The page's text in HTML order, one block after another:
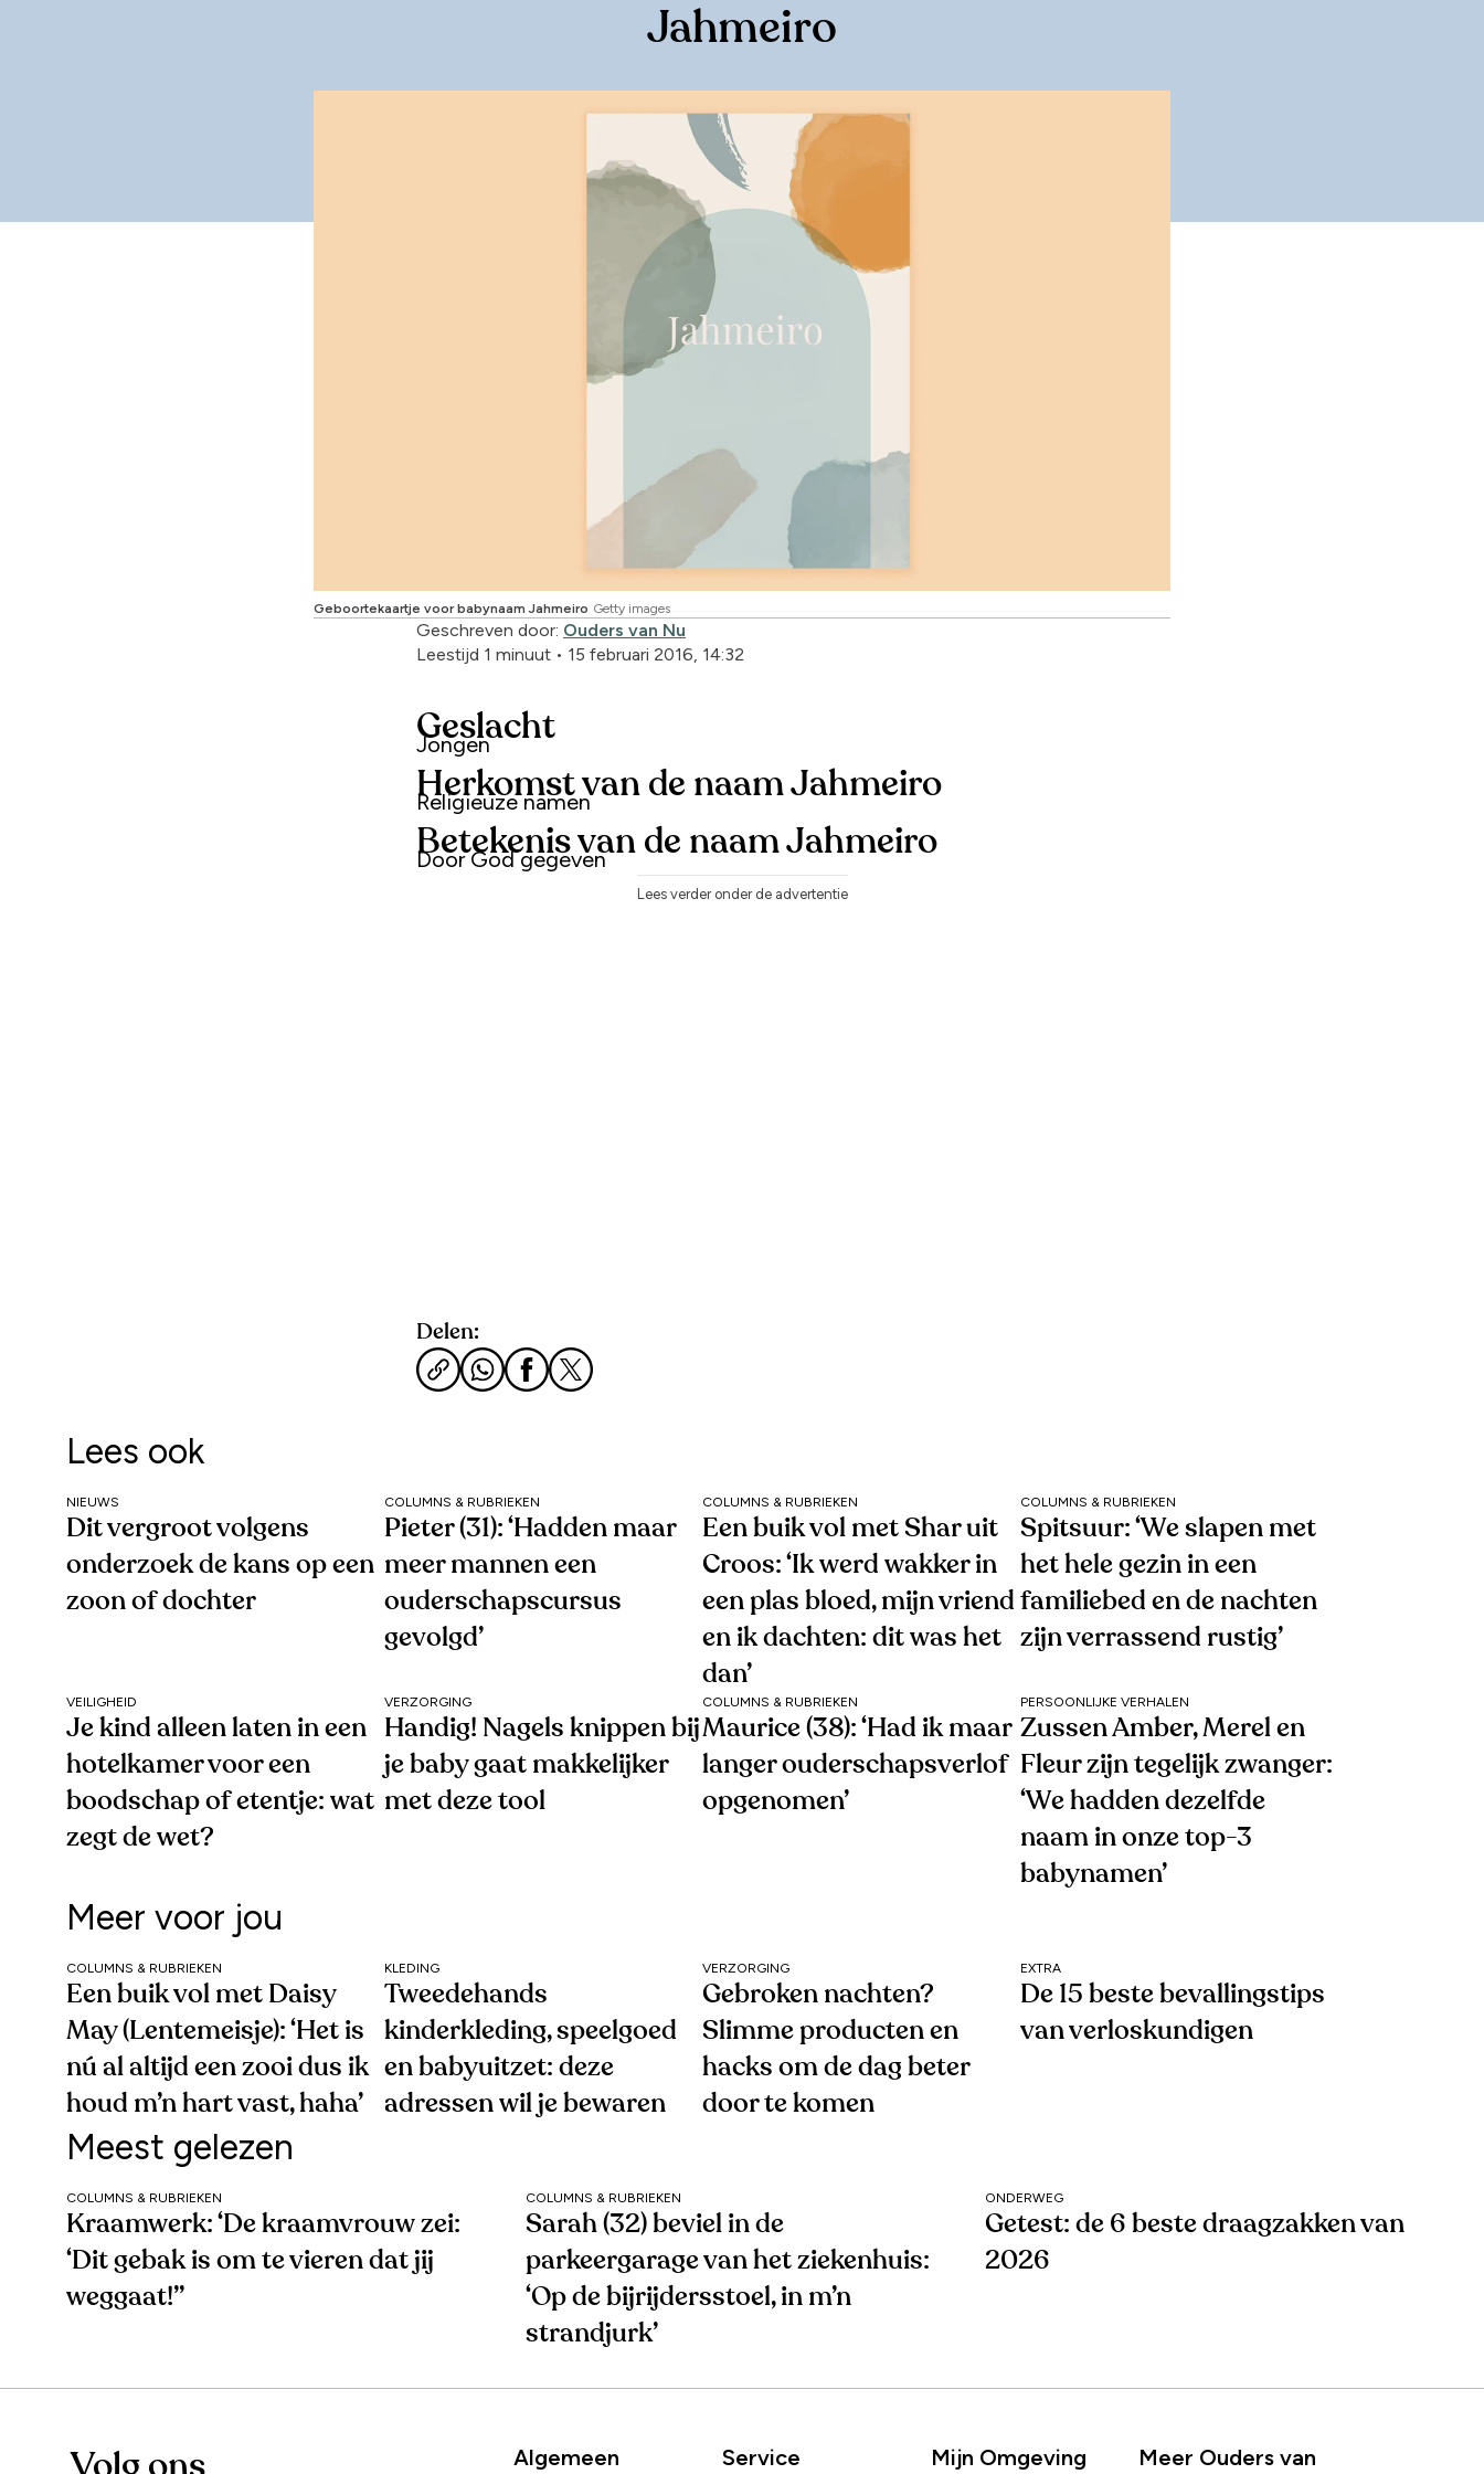
Jahmeiro
Geboortekaartje voor babynaam Jahmeiro Getty images
Geschreven door: Ouders van Nu
Leestijd 1 minuut • 15 februari 2016, 14:32
Geslacht
Jongen
Herkomst van de naam Jahmeiro
Religieuze namen
Betekenis van de naam Jahmeiro
Door God gegeven
Lees verder onder de advertentie
Delen:
Lees ook
NIEUWS
Dit vergroot volgens
onderzoek de kans op een
zoon of dochter
COLUMNS & RUBRIEKEN
Pieter (31): ‘Hadden maar
meer mannen een
ouderschapscursus
gevolgd’
COLUMNS & RUBRIEKEN
Een buik vol met Shar uit
Croos: ‘Ik werd wakker in
een plas bloed, mijn vriend
en ik dachten: dit was het
dan’
COLUMNS & RUBRIEKEN
Spitsuur: ‘We slapen met
het hele gezin in een
familiebed en de nachten
zijn verrassend rustig’
VEILIGHEID
Je kind alleen laten in een
hotelkamer voor een
boodschap of etentje: wat
zegt de wet?
VERZORGING
Handig! Nagels knippen bij
je baby gaat makkelijker
met deze tool
COLUMNS & RUBRIEKEN
Maurice (38): ‘Had ik maar
langer ouderschapsverlof
opgenomen’
PERSOONLIJKE VERHALEN
Zussen Amber, Merel en
Fleur zijn tegelijk zwanger:
‘We hadden dezelfde
naam in onze top-3
babynamen’
Meer voor jou
COLUMNS & RUBRIEKEN
Een buik vol met Daisy
May (Lentemeisje): ‘Het is
nú al altijd een zooi dus ik
houd m’n hart vast, haha’
KLEDING
Tweedehands
kinderkleding, speelgoed
en babyuitzet: deze
adressen wil je bewaren
VERZORGING
Gebroken nachten?
Slimme producten en
hacks om de dag beter
door te komen
EXTRA
De 15 beste bevallingstips
van verloskundigen
Meest gelezen
COLUMNS & RUBRIEKEN
Kraamwerk: ‘De kraamvrouw zei:
‘Dit gebak is om te vieren dat jij
weggaat!’’
COLUMNS & RUBRIEKEN
Sarah (32) beviel in de
parkeergarage van het ziekenhuis:
‘Op de bijrijdersstoel, in m’n
strandjurk’
ONDERWEG
Getest: de 6 beste draagzakken van
2026
Volg ons Algemeen Service Mijn Omgeving Meer Ouders van